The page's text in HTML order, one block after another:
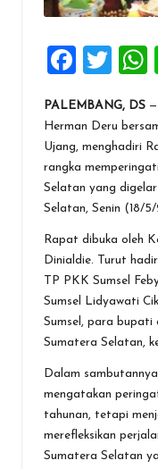
F
ce
b
o
o
k
T
tt
er
PALEMBANG, DS
Herman Deru
Ujang, menghadiri
rangka
Selatan yang
Selatan, Senin (18/
Rapat dibuka oleh
Dinialdie. Turut
TP PKK Sumsel
Sumsel Lidyawati
Sumsel, para bupati
Sumatera Selatan,
Dalam
mengatakan
tahunan, tetapi
merefleksikan
Sumatera Selatan